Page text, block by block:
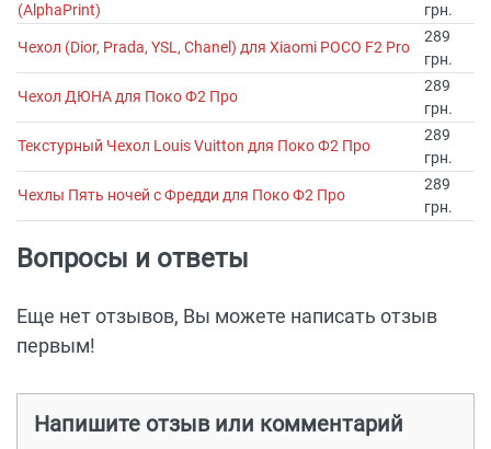
(AlphaPrint)
грн.
Чехол (Dior, Prada, YSL, Chanel) для Xiaomi POCO F2 Pro
289
грн.
Чехол ДЮНА для Поко Ф2 Про
289
грн.
Текстурный Чехол Louis Vuitton для Поко Ф2 Про
289
грн.
Чехлы Пять ночей с Фредди для Поко Ф2 Про
289
грн.
Вопросы и ответы
Еще нет отзывов, Вы можете написать отзыв
первым!
Напишите отзыв или комментарий